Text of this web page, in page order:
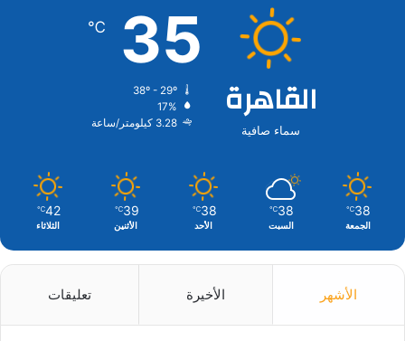
القاهرة
سماء صافية
35
℃
17%
3.28 كيلومتر/ساعة
38
℃
الجمعة
38
℃
السبت
38
℃
الأحد
39
℃
الأثنين
42
℃
الثلاثاء
الأشهر الأخيرة تعليقات